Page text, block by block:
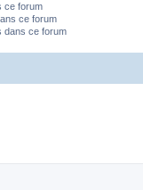
ce forum
ce forum
dans ce forum